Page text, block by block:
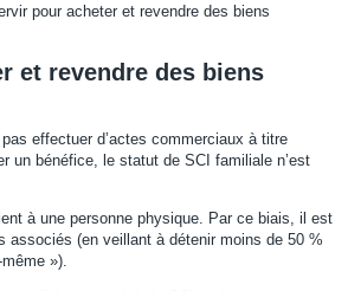
pour acheter et revendre des biens
et revendre des biens
effectuer d’actes commerciaux à titre
un bénéfice, le statut de SCI familiale n’est
à une personne physique. Par ce biais, il est
associés (en veillant à détenir moins de 50 %
»).